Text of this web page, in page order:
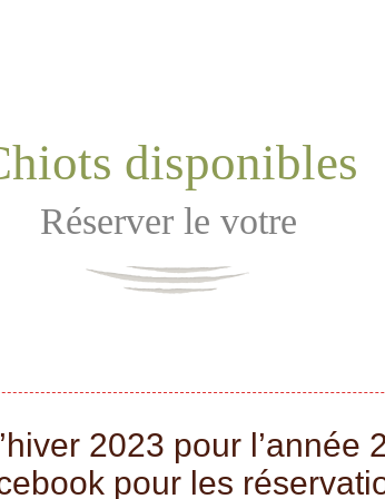
disponibles
Réserver le votre
2023 pour l’année
pour les